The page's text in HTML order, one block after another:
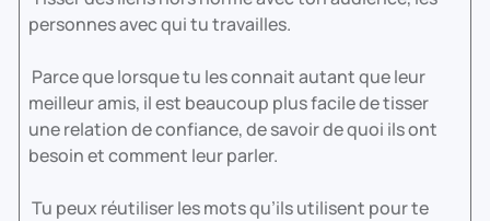
personnes avec qui tu travailles.
Parce que lorsque tu les connait autant que leur
meilleur amis, il est beaucoup plus facile de tisser
une relation de confiance, de savoir de quoi ils ont
besoin et comment leur parler.
Tu peux réutiliser les mots qu’ils utilisent pour te